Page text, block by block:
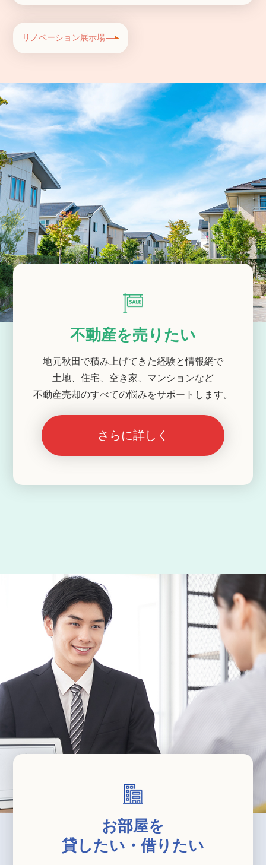
リノベーション展示場
不動産を売りたい
地元秋田で積み上げてきた経験と情報網で
土地、住宅、空き家、マンションなど
不動産売却のすべての悩みをサポートします。
さらに詳しく
お部屋を
貸したい・借りたい